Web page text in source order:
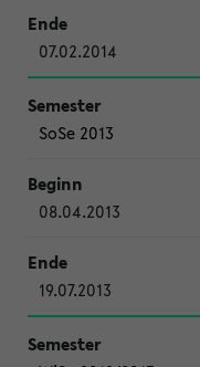
07.02.2014
SoSe 2013
08.04.2013
19.07.2013